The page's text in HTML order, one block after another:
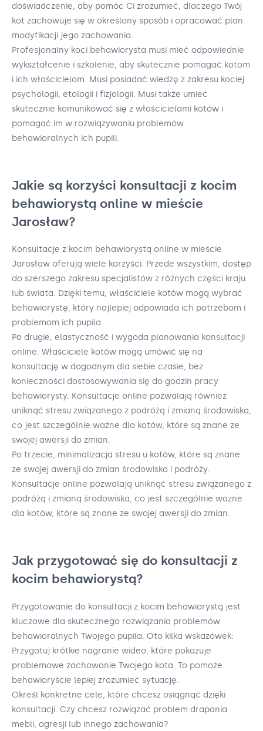
doświadczenie, aby pomóc Ci zrozumieć, dlaczego Twój
kot zachowuje się w określony sposób i opracować plan
modyfikacji jego zachowania.
Profesjonalny koci behawiorysta musi mieć odpowiednie
wykształcenie i szkolenie, aby skutecznie pomagać kotom
i ich właścicielom. Musi posiadać wiedzę z zakresu kociej
psychologii, etologii i fizjologii. Musi także umieć
skutecznie komunikować się z właścicielami kotów i
pomagać im w rozwiązywaniu problemów
behawioralnych ich pupili.
Jakie są korzyści konsultacji z kocim
behawiorystą online w mieście
Jarosław?
Konsultacje z kocim behawiorystą online w mieście
Jarosław oferują wiele korzyści. Przede wszystkim, dostęp
do szerszego zakresu specjalistów z różnych części kraju
lub świata. Dzięki temu, właściciele kotów mogą wybrać
behawiorystę, który najlepiej odpowiada ich potrzebom i
problemom ich pupila.
Po drugie, elastyczność i wygoda planowania konsultacji
online. Właściciele kotów mogą umówić się na
konsultację w dogodnym dla siebie czasie, bez
konieczności dostosowywania się do godzin pracy
behawiorysty. Konsultacje online pozwalają również
uniknąć stresu związanego z podróżą i zmianą środowiska,
co jest szczególnie ważne dla kotów, które są znane ze
swojej awersji do zmian.
Po trzecie, minimalizacja stresu u kotów, które są znane
ze swojej awersji do zmian środowiska i podróży.
Konsultacje online pozwalają uniknąć stresu związanego z
podróżą i zmianą środowiska, co jest szczególnie ważne
dla kotów, które są znane ze swojej awersji do zmian.
Jak przygotować się do konsultacji z
kocim behawiorystą?
Przygotowanie do konsultacji z kocim behawiorystą jest
kluczowe dla skutecznego rozwiązania problemów
behawioralnych Twojego pupila. Oto kilka wskazówek:
Przygotuj krótkie nagranie wideo, które pokazuje
problemowe zachowanie Twojego kota. To pomoże
behawioryście lepiej zrozumieć sytuację.
Określ konkretne cele, które chcesz osiągnąć dzięki
konsultacji. Czy chcesz rozwiązać problem drapania
mebli, agresji lub innego zachowania?